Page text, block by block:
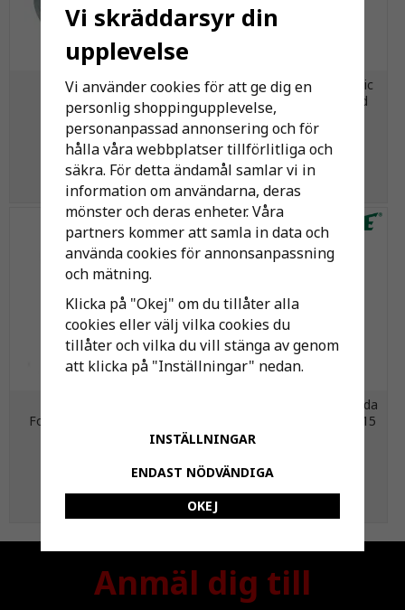
MMA Handratt ENH
54 kr
Duschblandare Nya Nautic
40cc med anslutning ned
1 931 kr
Fosforfällningsmedel 15L
Vinkel, invändig gänga i båda
ändar. Storlek Gänga G: G15
Anmäl dig till
Vi skräddarsyr din
upplevelse
Vi använder cookies för att ge dig en
personlig shoppingupplevelse,
personanpassad annonsering och för
hålla våra webbplatser tillförlitliga och
säkra. För detta ändamål samlar vi in
information om användarna, deras
mönster och deras enheter. Våra
partners kommer att samla in data och
använda cookies för annonsanpassning
och mätning.
Klicka på "Okej" om du tillåter alla
cookies eller välj vilka cookies du
tillåter och vilka du vill stänga av genom
att klicka på "Inställningar" nedan.
INSTÄLLNINGAR
ENDAST NÖDVÄNDIGA
OKEJ